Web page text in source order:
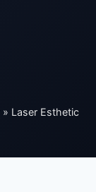
» Laser Esthetic